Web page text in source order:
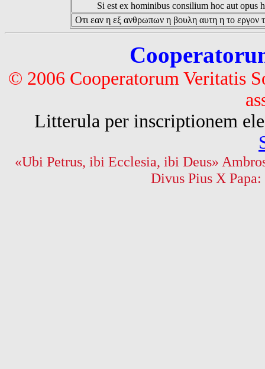
Si est ex hominibus consilium hoc aut opus
Οτι εαν η εξ ανθρωπων η βουλη αυτη η το εργον
© 2006 Cooperatorum Veritatis
Litterula per inscriptionem
«Ubi Petrus, ibi Ecclesia, ibi Deus»
Divus Pius X Papa: